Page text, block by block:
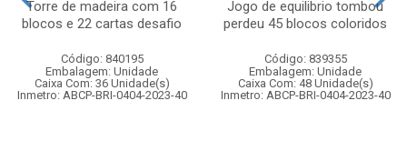
Torre de madeira com 16
blocos e 22 cartas desafio
Código: 840195
Embalagem: Unidade
Caixa Com: 36 Unidade(s)
Inmetro: ABCP-BRI-0404-2023-40
Jogo de equilibrio tombou
perdeu 45 blocos coloridos
Código: 839355
Embalagem: Unidade
Caixa Com: 48 Unidade(s)
Inmetro: ABCP-BRI-0404-2023-40